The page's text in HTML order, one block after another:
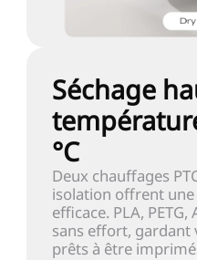
Séchage
°C
Deux chauffages
isolation offrent
efficace. PLA,
sans effort,
prêts à être